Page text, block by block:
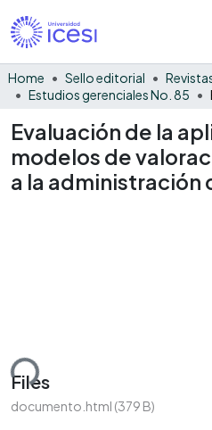
Home Sello editorial
Estudios gerenciales No. 85
Evaluación de la
modelos de
a la
Files
documento.html (379 B)